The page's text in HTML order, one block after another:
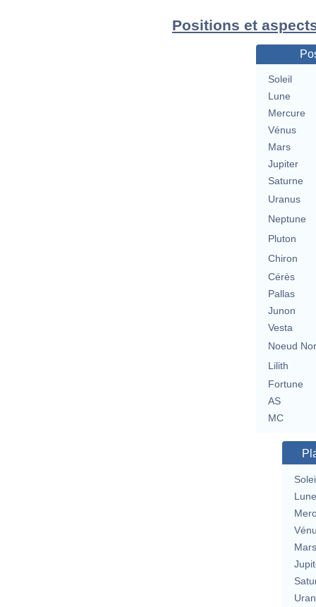
Positions et
Soleil
Lune
Mercure
Vénus
Mars
Jupiter
Saturne
Uranus
Neptune
Pluton
Chiron
Cérès
Pallas
Junon
Vesta
Noeud
Lilith
Fortune
AS
MC
Lune
Mars